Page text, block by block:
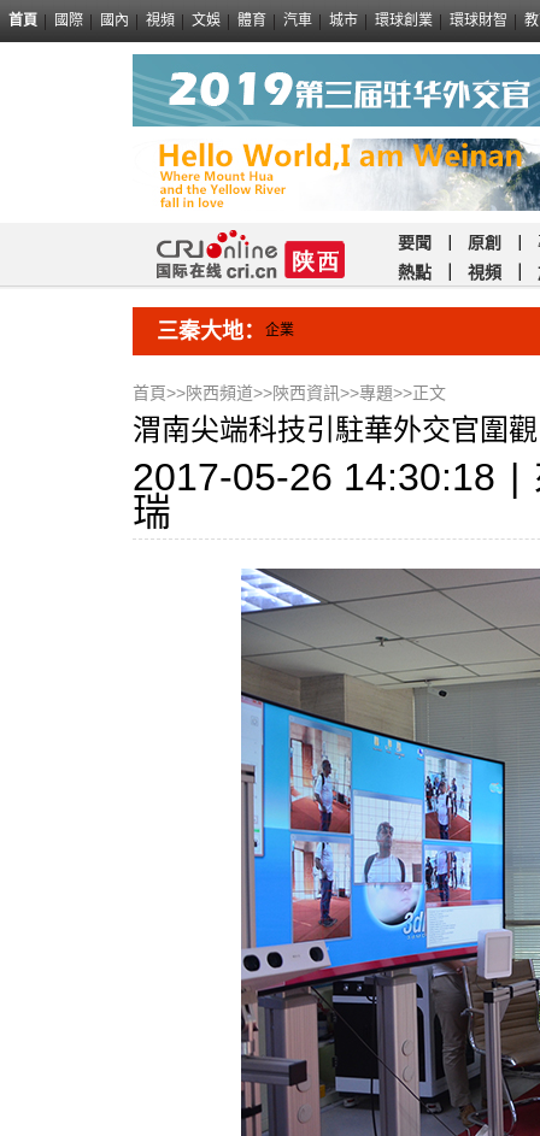
首頁 國際 國內 視頻 文娛 體育 汽車 城市 環球創業 環球財智
要聞 原創
熱點
視頻
三秦大地： 企業
首頁>>陝西頻道>>陝西資訊>>專題>>正文
渭南尖端科技引駐華外交官圍
2017-05-26 14:30:18 |
瑞